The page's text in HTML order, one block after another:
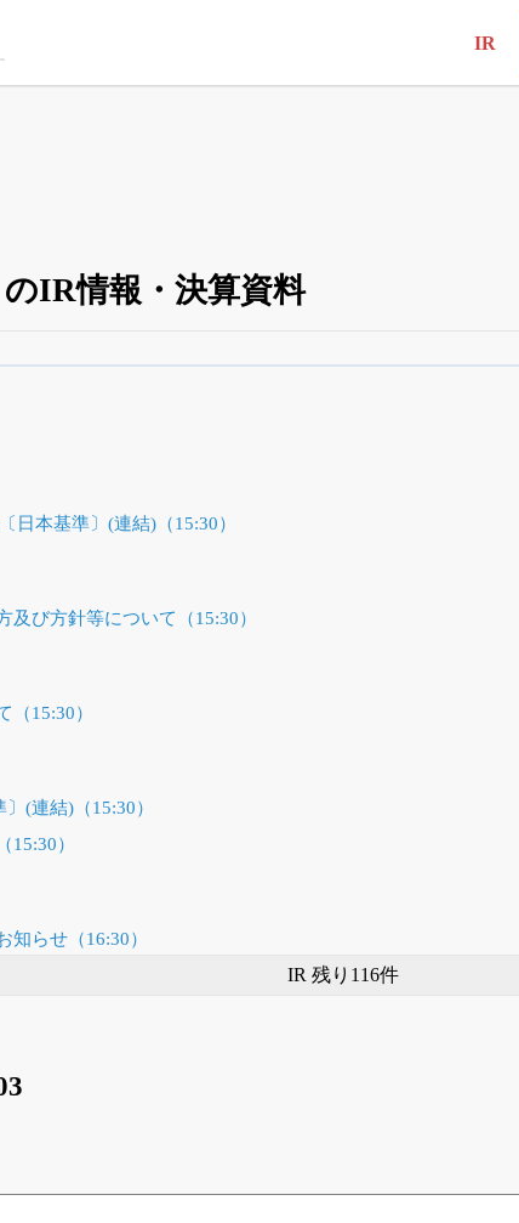
IR
IR情報・決算資料
はじめる
日本基準〕(連結)（15:30）
び方針等について（15:30）
15:30）
(連結)（15:30）
）
知らせ（16:30）
IR 残り116件